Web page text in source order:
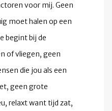
voor mij. Geen
moet halen op een
begint bij de
of vliegen, geen
die jou als een
geen grote
relaxt want tijd zat,